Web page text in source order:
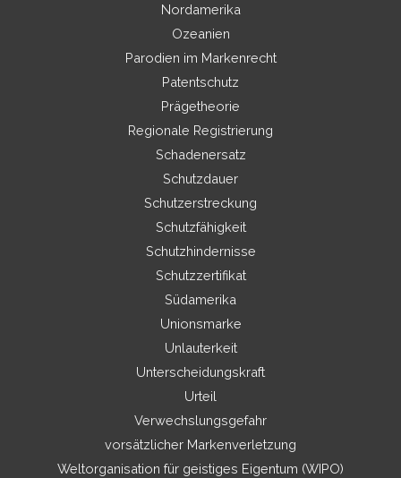
Nordamerika
Ozeanien
Parodien im Markenrecht
Patentschutz
Prägetheorie
Regionale Registrierung
Schadenersatz
Schutzdauer
Schutzerstreckung
Schutzfähigkeit
Schutzhindernisse
Schutzzertifikat
Südamerika
Unionsmarke
Unlauterkeit
Unterscheidungskraft
Urteil
Verwechslungsgefahr
vorsätzlicher Markenverletzung
Weltorganisation für geistiges Eigentum (WIPO)